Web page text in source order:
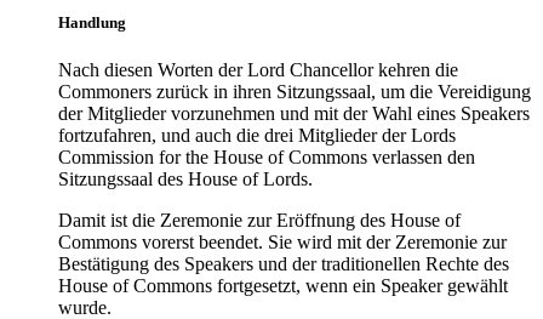
Handlung
Nach diesen Worten der Lord Chancellor kehren die
Commoners zurück in ihren Sitzungssaal, um die Vereidigung
der Mitglieder vorzunehmen und mit der Wahl eines Speakers
fortzufahren, und auch die drei Mitglieder der Lords
Commission for the House of Commons verlassen den
Sitzungssaal des House of Lords.
Damit ist die Zeremonie zur Eröffnung des House of
Commons vorerst beendet. Sie wird mit der Zeremonie zur
Bestätigung des Speakers und der traditionellen Rechte des
House of Commons fortgesetzt, wenn ein Speaker gewählt
wurde.